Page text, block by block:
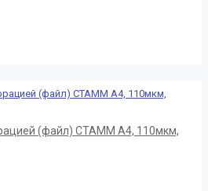
(файл) СТАММ А4, 110мкм,